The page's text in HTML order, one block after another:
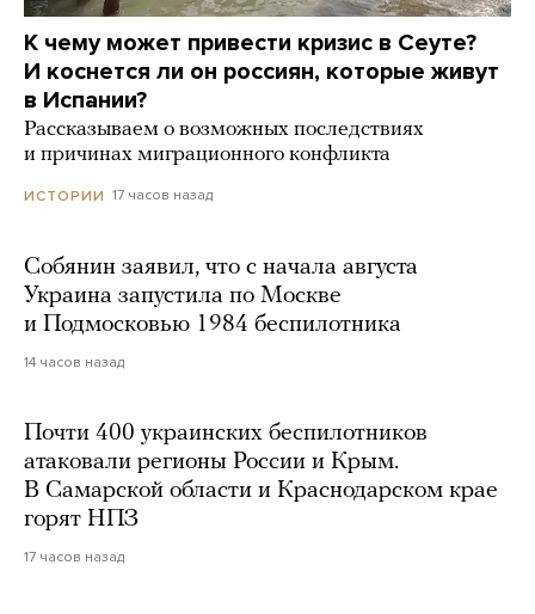
К чему может привести кризис в Сеуте?
И коснется ли он россиян, которые живут
в Испании?
Рассказываем о возможных последствиях
и причинах миграционного конфликта
ИСТОРИИ 17 часов назад
Собянин заявил, что с начала августа
Украина запустила по Москве
и Подмосковью 1984 беспилотника
14 часов назад
Почти 400 украинских беспилотников
атаковали регионы России и Крым.
В Самарской области и Краснодарском крае
горят НПЗ
17 часов назад